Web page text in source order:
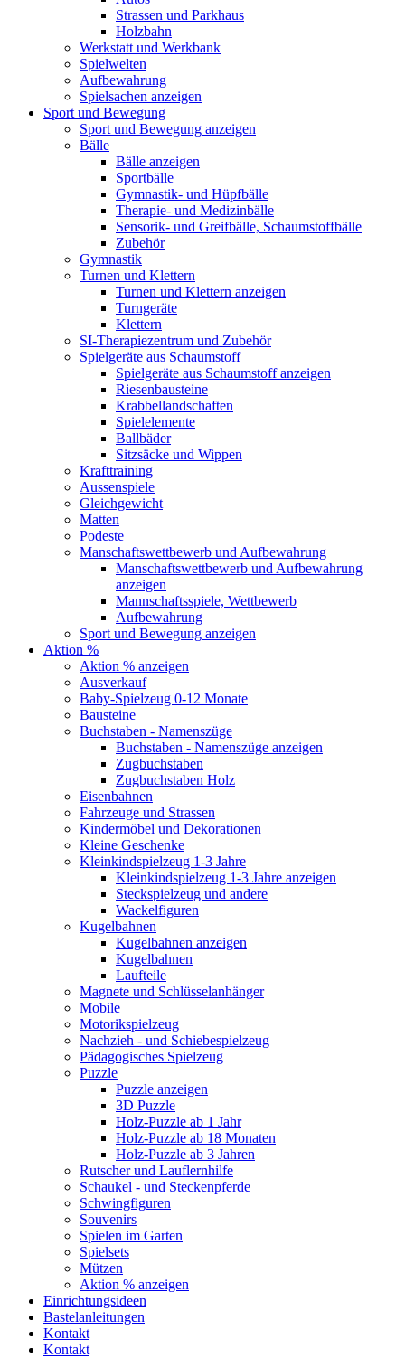
Strassen und Parkhaus
Holzbahn
Werkstatt und Werkbank
Spielwelten
Aufbewahrung
Spielsachen anzeigen
Sport und Bewegung
Sport und Bewegung anzeigen
Bälle
Bälle anzeigen
Sportbälle
Gymnastik- und Hüpfbälle
Therapie- und Medizinbälle
Sensorik- und Greifbälle, Schaumstoffbälle
Zubehör
Gymnastik
Turnen und Klettern
Turnen und Klettern anzeigen
Turngeräte
Klettern
SI-Therapiezentrum und Zubehör
Spielgeräte aus Schaumstoff
Spielgeräte aus Schaumstoff anzeigen
Riesenbausteine
Krabbellandschaften
Spielelemente
Ballbäder
Sitzsäcke und Wippen
Krafttraining
Aussenspiele
Gleichgewicht
Matten
Podeste
Manschaftswettbewerb und Aufbewahrung
Manschaftswettbewerb und Aufbewahrung
anzeigen
Mannschaftsspiele, Wettbewerb
Aufbewahrung
Sport und Bewegung anzeigen
Aktion %
Aktion % anzeigen
Ausverkauf
Baby-Spielzeug 0-12 Monate
Bausteine
Buchstaben - Namenszüge
Buchstaben - Namenszüge anzeigen
Zugbuchstaben
Zugbuchstaben Holz
Eisenbahnen
Fahrzeuge und Strassen
Kindermöbel und Dekorationen
Kleine Geschenke
Kleinkindspielzeug 1-3 Jahre
Kleinkindspielzeug 1-3 Jahre anzeigen
Steckspielzeug und andere
Wackelfiguren
Kugelbahnen
Kugelbahnen anzeigen
Kugelbahnen
Laufteile
Magnete und Schlüsselanhänger
Mobile
Motorikspielzeug
Nachzieh - und Schiebespielzeug
Pädagogisches Spielzeug
Puzzle
Puzzle anzeigen
3D Puzzle
Holz-Puzzle ab 1 Jahr
Holz-Puzzle ab 18 Monaten
Holz-Puzzle ab 3 Jahren
Rutscher und Lauflernhilfe
Schaukel - und Steckenpferde
Schwingfiguren
Souvenirs
Spielen im Garten
Spielsets
Mützen
Aktion % anzeigen
Einrichtungsideen
Bastelanleitungen
Kontakt
Kontakt